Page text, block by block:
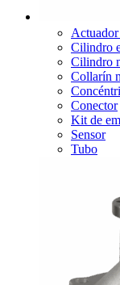
Cilindro
Cilindro
Collarín
Conector
Kit de
Sensor
Tubo